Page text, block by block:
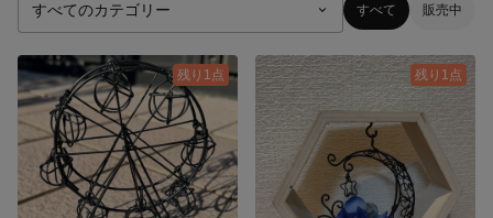
すべて 販売中
残り1点 残り1点